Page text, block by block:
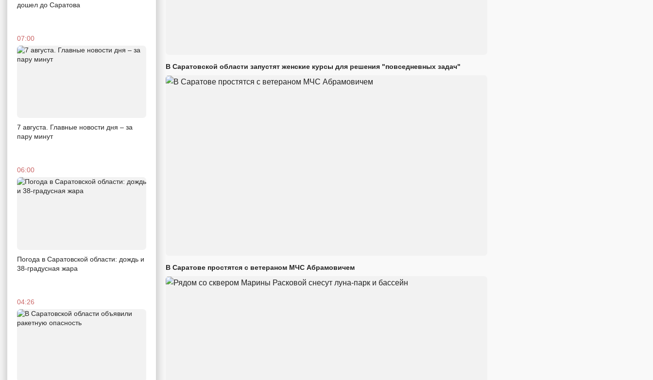
дошел до Саратова
07:00
7 августа. Главные новости дня – за
пару минут
06:00
Погода в Саратовской области: дождь и
38-градусная жара
04:26
В Саратовской области запустят женские курсы для решения "повседневных задач"
В Саратове простятся с ветераном МЧС Абрамовичем